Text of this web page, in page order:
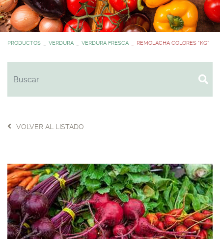
PRODUCTOS VERDURA VERDURA FRESCA REMOLACHA COLORES *KG*
VOLVER AL LISTADO